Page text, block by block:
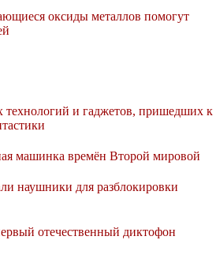
оксиды металлов помогут
технологий и гаджетов, пришедших к
машинка времён Второй мировой
наушники для разблокировки
отечественный диктофон